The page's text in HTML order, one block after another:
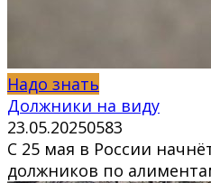
Надо знать
Должники на виду
23.05.20250583
С 25 мая в России
должников по